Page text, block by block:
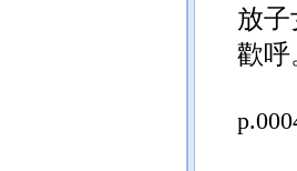
放子
歡呼